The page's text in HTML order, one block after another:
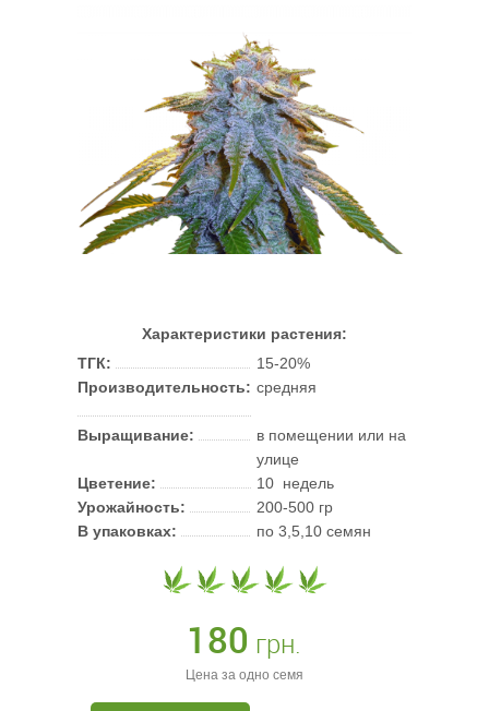
Характеристики растения:
ТГК:
15-20%
Производительность: средняя
Выращивание:
в помещении или на
улице
Цветение:
10 недель
Урожайность:
200-500 гр
В упаковках:
по 3,5,10 семян
180 грн.
Цена за одно семя